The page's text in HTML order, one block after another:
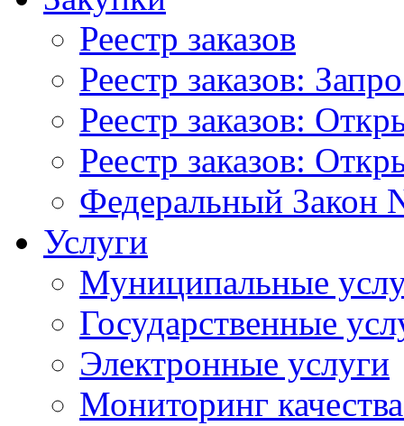
Реестр заказов
Реестр заказов:
Реестр заказов:
Реестр заказов:
Федеральный Закон
Услуги
Муниципальные
Государственные
Электронные услуги
Мониторинг